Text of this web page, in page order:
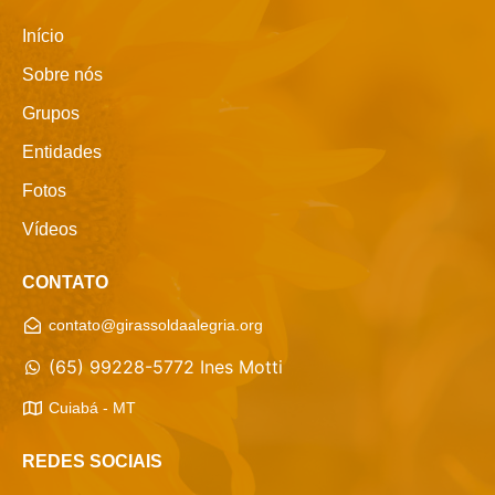
Início
Sobre nós
Grupos
Entidades
Fotos
Vídeos
CONTATO
contato@girassoldaalegria.org
(65) 99228-5772 Ines Motti
Cuiabá - MT
REDES SOCIAIS